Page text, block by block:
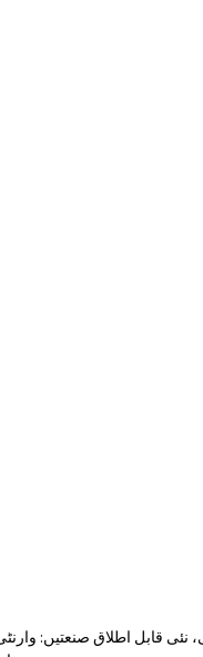
قابل اطلاق صنعتیں: